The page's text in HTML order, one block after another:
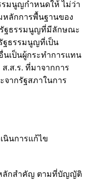
รมนูญกำหนดให้ ไม่ว่า
หลักการพื้นฐานของ
รัฐธรรมนูญที่มีลักษณะ
ฐธรรมนูญที่เป็น
นเป็นผู้กระทำการแทน
.ส.ร. ที่มาจากการ
จากรัฐสภาในการ
นินการแก้ไข
หลักสำคัญ ตามที่บัญญัติ